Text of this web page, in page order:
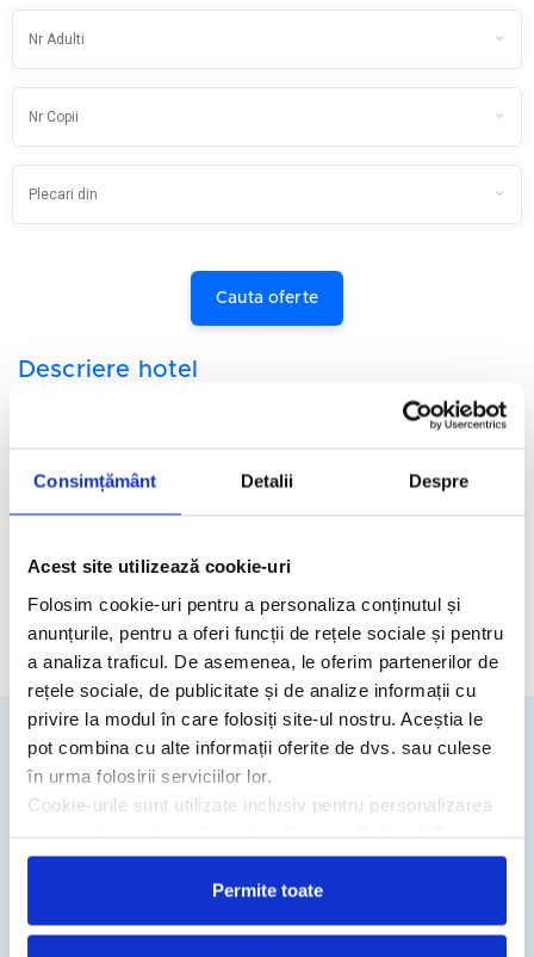
Consimțământ Detalii Despre
Acest site utilizează cookie-uri
Folosim cookie-uri pentru a personaliza conținutul și
anunțurile, pentru a oferi funcții de rețele sociale și pentru
a analiza traficul. De asemenea, le oferim partenerilor de
rețele sociale, de publicitate și de analize informații cu
privire la modul în care folosiți site-ul nostru. Aceștia le
pot combina cu alte informații oferite de dvs. sau culese
în urma folosirii serviciilor lor.
Cookie-urile sunt utilizate inclusiv pentru personalizarea
Permite toate
Cauta oferte
Descriere hotel
se afla pe plaja din
Facilitati hotel
Cere oferta personalizata
Detalii si rezervari
031.438.18.53
Licente TravelMatters